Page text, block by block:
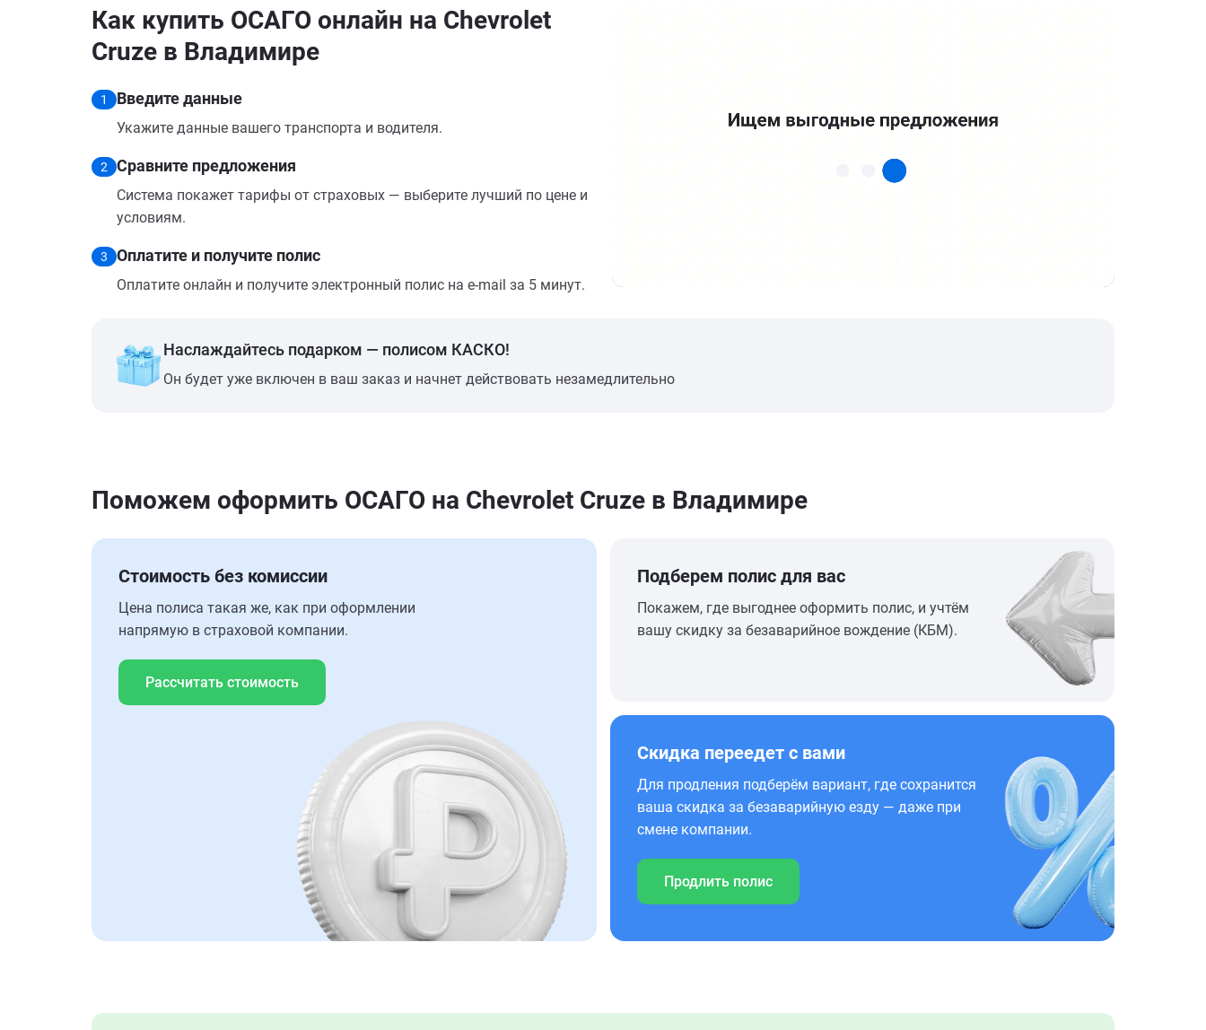
Как купить ОСАГО онлайн на Chevrolet
Cruze в Владимире
1 Введите данные
Укажите данные вашего транспорта и водителя.
2 Сравните предложения
Система покажет тарифы от страховых — выберите лучший по цене и
условиям.
3 Оплатите и получите полис
Оплатите онлайн и получите электронный полис на e-mail за 5 минут.
Наслаждайтесь подарком — полисом КАСКО!
Он будет уже включен в ваш заказ и начнет действовать незамедлительно
Поможем оформить ОСАГО на Chevrolet Cruze в Владимире
Стоимость без комиссии
Цена полиса такая же, как при оформлении
напрямую в страховой компании.
Рассчитать стоимость
Подберем полис для вас
Покажем, где выгоднее оформить полис, и учтём
вашу скидку за безаварийное вождение (КБМ).
Скидка переедет с вами
Для продления подберём вариант, где сохранится
ваша скидка за безаварийную езду — даже при
смене компании.
Продлить полис